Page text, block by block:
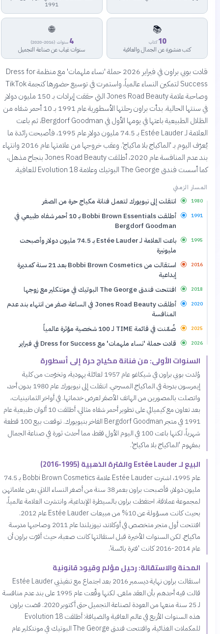
1991
📚
10كتاب
كتب منشورة عن الجمال والعافية
🌐
سنوات (2016-2020)
سنوات غياب عن صناعة التجميل
قادت بوبي براون في فبراير 2026 حملة 'نساء ملهمات' مع منظمة Dress for
Success لتمكين النساء عالمياً، واستمرت في توسيع حضورها كنجمة TikTok
وصاحبة علامة Jones Road Beauty التي حققت إيرادات بـ 150 مليون دولار
في سنتها الحالية. بدأت براون رحلتها الأسطورية عام 1991 بـ 10 أحمر شفاه من
الظلال الطبيعية باعتها في يومها الأول في Bergdorf Goodman، ثم باعت
العلامة لـ Estée Lauder بـ 74.5 مليون دولار عام 1995، فأصبحت رائدة ما
يُعرّف اليوم بـ 'الماكياج بلا ماكياج'. وعقب خروجها من علامتها عام 2016 وانتهاء
بند عدم المنافسة عام 2020، أطلقت Jones Road Beauty بنجاح مذهل،
كما أسست فندق The George البوتيك وعلامة Evolution 18 للعافية.
المسار الزمني
1980 انتقلت إلى نيويورك لتعمل فنانة مكياج حرة من الصفر
1991
أطلقت Bobbi Brown Essentials بـ 10 أحمر شفاه طبيعي في
Bergdorf Goodman
1995
باعت العلامة لـ Estée Lauder بـ 74.5 مليون دولار وأصبحت
مليونيرة
2016
استقالت من Bobbi Brown Cosmetics بعد 21 سنة كمديرة
إبداعية
2018 افتتحت فندق The George البوتيك في مونتكلير مع زوجها
2020
أطلقت Jones Road Beauty في الساعة صفر من انتهاء بند عدم
المنافسة
2025 ضُمّنت في قائمة TIME لـ 100 شخصية مؤثرة عالمياً
2026 قادت حملة 'نساء ملهمات' مع Dress for Success في فبراير
السنوات الأولى: من فنانة مكياج حرة إلى أسطورة
وُلدت بوبي براون في شيكاغو عام 1957 لعائلة يهودية، وتخرّجت من كلية
إيمرسون بدرجة في الماكياج المسرحي. انتقلت إلى نيويورك عام 1980 بدون أحد،
واتصلت بالمصورين من الهاتف الأصفر لعرض خدماتها. في أواخر الثمانينيات،
بعد تعاون مع كيميائي على تطوير أحمر شفاه مثالي، أطلقت 10 ألوان طبيعية عام
1991 في متجر Bergdorf Goodman الفاخر بنيويورك. توقعت بيع 100 قطعة
شهرياً، لكنها باعت 100 في اليوم الأول فقط، مما أحدث ثورة في صناعة الجمال
بمفهوم 'الماكياج بلا ماكياج'.
البيع لـ Estée Lauder والفترة الذهبية (1995-2016)
عام 1995، اشترت Estée Lauder علامة Bobbi Brown Cosmetics بـ 74.5
مليون دولار، فأصبحت براون بعمر 38 سنة من أصغر النساء اللاتي بعن علاماتهن
لمجموعة عملاقة. احتفظت براون بالسيطرة الإبداعية، وانتشرت العلامة عالمياً،
بحيث كانت مسؤولة عن 10% من مبيعات Estée Lauder عام 2012.
افتتحت أول متجر متخصص في أوكلاند، نيوزيلندا عام 2011 وصاحبها مدرسة
ماكياج. لكن السنوات الأخيرة قبل استقالتها كانت صعبة، حيث أقرّت براون أن
عام 2014-2016 كانت 'فترة بائسة'.
المحنة والاستقالة: رحيل مؤلم وقيود قانونية
استقالت براون نهاية ديسمبر 2016 بعد اجتماع مع تنفيذيي Estée Lauder
قالت فيه أحدهم بأن العقد ملغى. لكنها وقّعت عام 1995 على بند عدم منافسة
لـ 25 سنة منعها من العودة لصناعة التجميل حتى أكتوبر 2020. قضت براون
هذه السنوات الأربع في عالم العافية والضيافة: أطلقت Evolution 18
للمكملات الغذائية، وافتتحت فندق The George البوتيك في مونتكلير عام